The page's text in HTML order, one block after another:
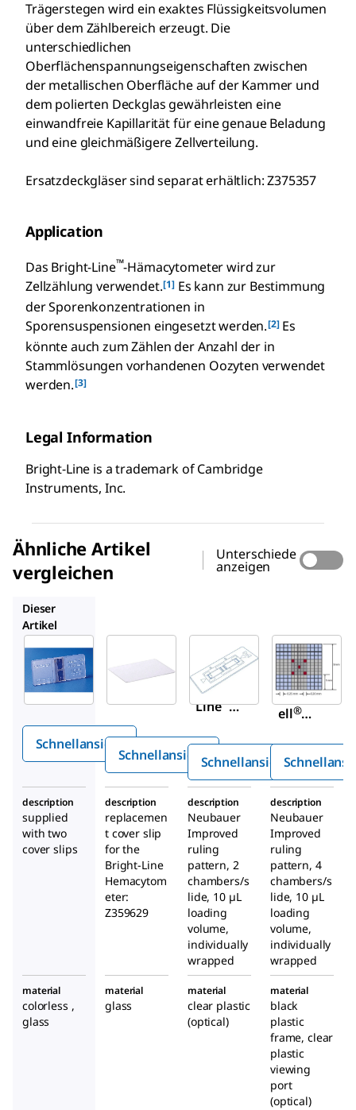
Trägerstegen wird ein exaktes Flüssigkeitsvolumen
über dem Zählbereich erzeugt. Die
unterschiedlichen
Oberflächenspannungseigenschaften zwischen
der metallischen Oberfläche auf der Kammer und
dem polierten Deckglas gewährleisten eine
einwandfreie Kapillarität für eine genaue Beladung
und eine gleichmäßigere Zellverteilung.
Ersatzdeckgläser sind separat erhältlich: Z375357
Application
Das Bright-Line™-Hämacytometer wird zur
Zellzählung verwendet.[1] Es kann zur Bestimmung
der Sporenkonzentrationen in
Sporensuspensionen eingesetzt werden.[2]Es
könnte auch zum Zählen der Anzahl der in
Stammlösungen vorhandenen Oozyten verwendet
werden.[3]
Legal Information
Bright-Line is a trademark of Cambridge
Instruments, Inc.
Ähnliche Artikel
vergleichen
Unterschiede
anzeigen
Dieser
Artikel
Line™
Hämacy
tomete
r
Schnellansicht
Aldrich
Z375357
Bright-
Line™
tomete
replace
ment
cover
slip
Schnellansicht
Millipore
MDH-
2N1
Millic
ell®
Häma
cytom
eter
Schnellansicht
description
supplied
with two
cover slips
description
replacemen
t cover slip
for the
Bright-Line
Hemacytom
eter:
Z359629
description
Neubauer
Improved
ruling
pattern, 2
chambers/s
lide, 10 µL
loading
volume,
individually
wrapped
description
Neubauer
Improved
ruling
pattern, 4
chambers/s
lide, 10 µL
loading
volume,
individually
wrapped
material
colorless ,
glass
material
glass
material
clear plastic
(optical)
material
black
plastic
frame, clear
plastic
viewing
port
(optical)